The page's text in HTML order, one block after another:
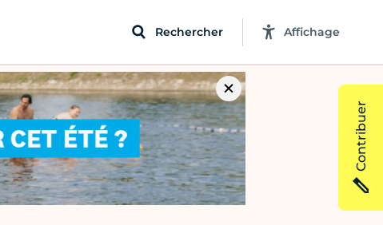
Rechercher Affichage
Contribuer